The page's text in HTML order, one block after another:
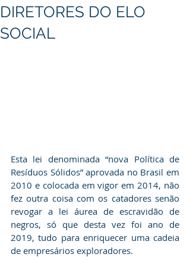
DIRETORES DO ELO
SOCIAL
Esta lei denominada “nova Política de
Resíduos Sólidos” aprovada no Brasil em
2010 e colocada em vigor em 2014, não
fez outra coisa com os catadores senão
revogar a lei áurea de escravidão de
negros, só que desta vez foi ano de
2019, tudo para enriquecer uma cadeia
de empresários exploradores.